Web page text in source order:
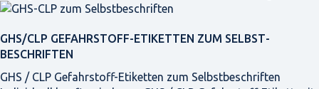
GHS/CLP GEFAHRSTOFF-ETIKETTEN ZUM SELBST­
BESCHRIFTEN
GHS / CLP Gefahrstoff-Etiketten zum Selbstbeschriften